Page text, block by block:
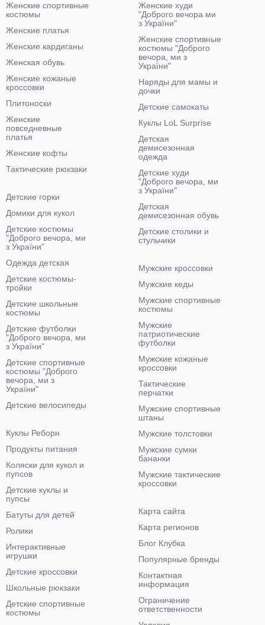
Женские спортивные
костюмы
Женские платья
Женские кардиганы
Женская обувь
Женские кожаные
кроссовки
Плитоноски
Женские
повседневные
платья
Женские кофты
Тактические рюкзаки
Женские худи
"Доброго вечора ми
з України"
Женские спортивные
костюмы "Доброго
вечора, ми з
України"
Наряды для мамы и
дочки
Детские самокаты
Куклы LoL Surprise
Детская
демисезонная
одежда
Детские худи
"Доброго вечора, ми
з України"
Детская
демисезонная обувь
Детские столики и
стульчики
Детские горки
Домики для кукол
Детские костюмы
"Доброго вечора, ми
з України"
Одежда детская
Детские костюмы-
тройки
Детские школьные
костюмы
Детские футболки
"Доброго вечора, ми
з України"
Детские спортивные
костюмы "Доброго
вечора, ми з
України"
Детские велосипеды
Мужские кроссовки
Мужские кеды
Мужские спортивные
костюмы
Мужские
патриотические
футболки
Мужские кожаные
кроссовки
Тактические
перчатки
Мужские спортивные
штаны
Мужские толстовки
Мужские сумки
бананки
Мужские тактические
кроссовки
Куклы Реборн
Продукты питания
Коляски для кукол и
пупсов
Детские куклы и
пупсы
Батуты для детей
Ролики
Интерактивные
игрушки
Детские кроссовки
Школьные рюкзаки
Детские спортивные
костюмы
Карта сайта
Карта регионов
Блог Клубка
Популярные бренды
Контактная
информация
Ограничение
ответственности